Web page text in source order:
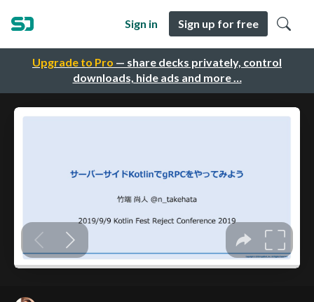
Upgrade to Pro — share decks privately, control
downloads, hide ads and more …
Sign in Sign up for free